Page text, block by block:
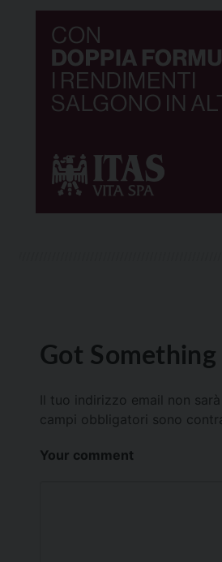
Got Something
Il tuo indirizzo email non
campi obbligatori sono
Your comment